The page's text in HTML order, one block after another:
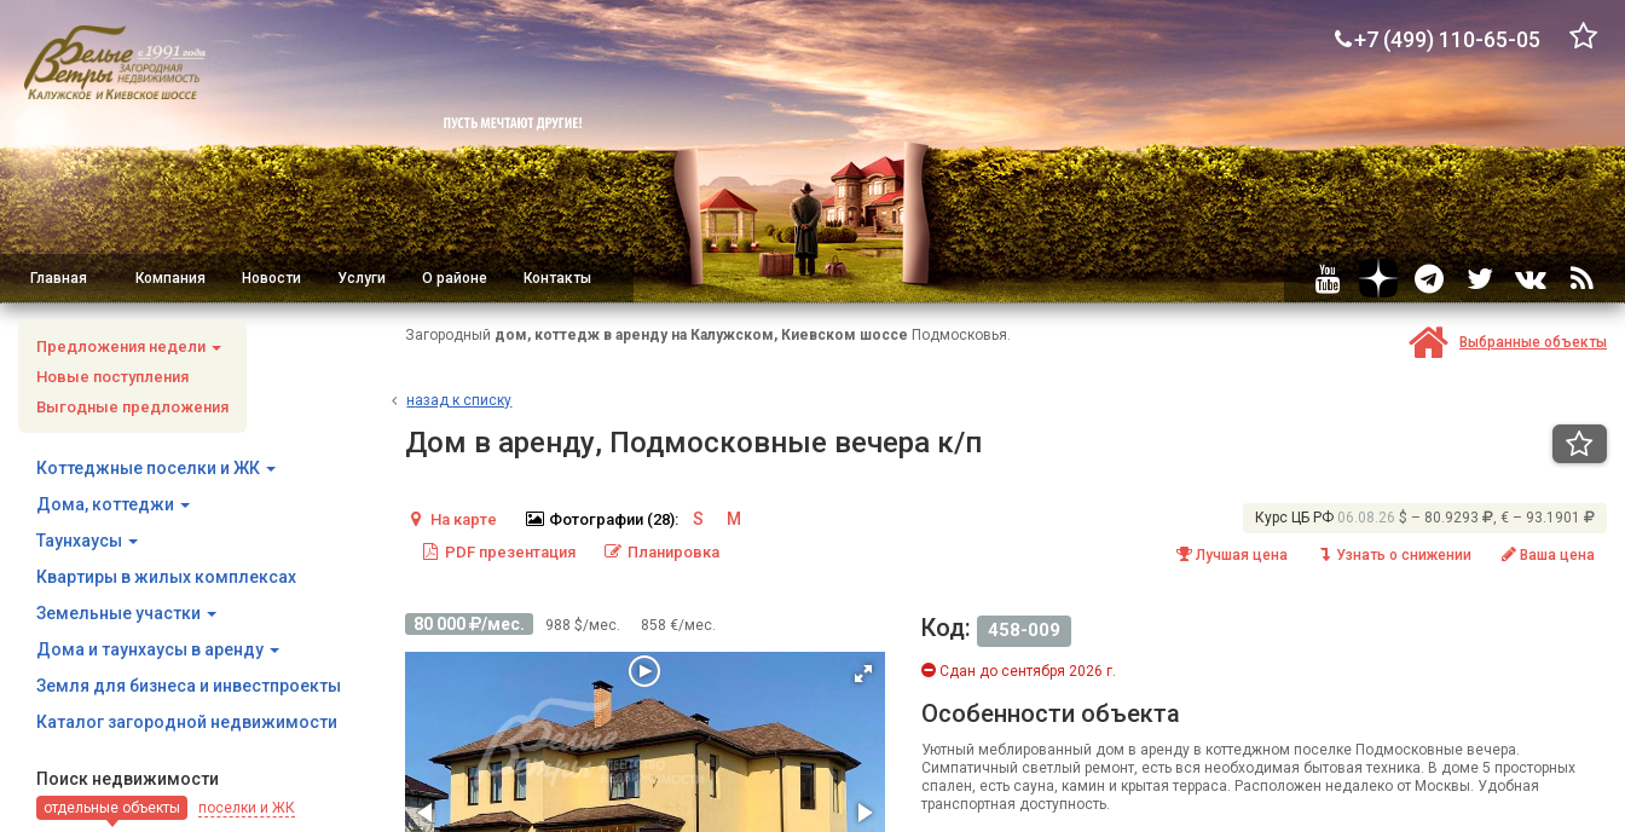
+7 (499) 110-65-05
Главная Компания Новости Услуги О районе Контакты
Предложения недели
Новые поступления
Выгодные предложения
Коттеджные поселки и ЖК
Дома, коттеджи
Таунхаусы
Квартиры в жилых комплексах
Земельные участки
Дома и таунхаусы в аренду
Земля для бизнеса и инвестпроекты
Каталог загородной недвижимости
Поиск недвижимости
отдельные объекты поселки и ЖК
Загородный дом, коттедж в аренду на Калужском, Киевском шоссе Подмосковья. Выбранные объекты
назад к списку
Дом в аренду, Подмосковные вечера к/п
Курс ЦБ РФ 06.08.26 $ – 80.9293 , € – 93.1901
Лучшая цена Узнать о снижении Ваша цена
На карте Фотографии (28): S M
PDF презентация Планировка
80 000 /мес. 988 $/мес. 858 €/мес. Код: 458-009
Сдан до сентября 2026 г.
Особенности объекта
Уютный меблированный дом в аренду в коттеджном поселке Подмосковные вечера.
Симпатичный светлый ремонт, есть вся необходимая бытовая техника. В доме 5 просторных
спален, есть сауна, камин и крытая терраса. Расположен недалеко от Москвы. Удобная
транспортная доступность.